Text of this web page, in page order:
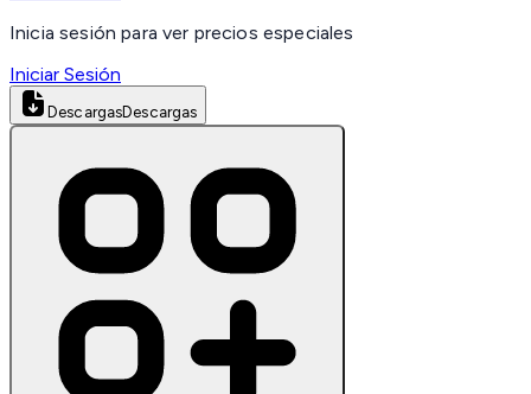
Inicia sesión para ver precios especiales
Iniciar Sesión
DescargasDescargas